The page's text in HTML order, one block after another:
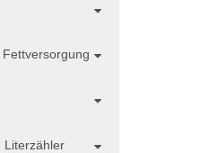
Literzähler